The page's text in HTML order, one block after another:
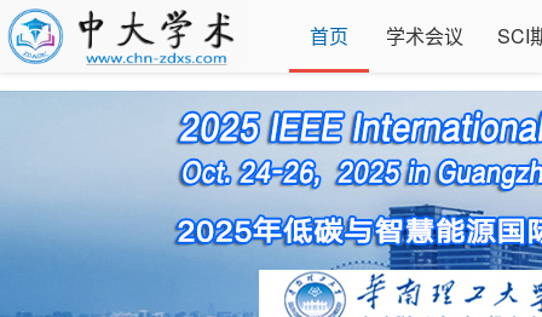
首页 学术会议 SCI